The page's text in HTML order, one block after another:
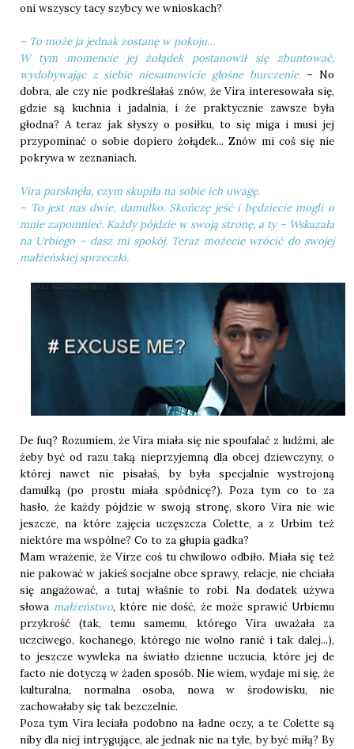
oni wszyscy tacy szybcy we wnioskach?
– To może ja jednak zostanę w pokoju…
W tym momencie jej żołądek postanowił się zbuntować,
wydobywając z siebie niesamowicie głośne burczenie.– No
dobra, ale czy nie podkreślałaś znów, że Vira interesowała się,
gdzie są kuchnia i jadalnia, i że praktycznie zawsze była
głodna? A teraz jak słyszy o posiłku, to się miga i musi jej
przypominać o sobie dopiero żołądek... Znów mi coś się nie
pokrywa w zeznaniach.
Vira parsknęła, czym skupiła na sobie ich uwagę.
– To jest nas dwie, damulko. Skończę jeść i będziecie mogli o
mnie zapomnieć. Każdy pójdzie w swoją stronę, a ty – Wskazała
na Urbiego – dasz mi spokój. Teraz możecie wrócić do swojej
małżeńskiej sprzeczki.
De fuq? Rozumiem, że Vira miała się nie spoufalać z ludźmi, ale
żeby być od razu taką nieprzyjemną dla obcej dziewczyny, o
której nawet nie pisałaś, by była specjalnie wystrojoną
damulką (po prostu miała spódnicę?). Poza tym co to za
hasło, że każdy pójdzie w swoją stronę, skoro Vira nie wie
jeszcze, na które zajęcia uczęszcza Colette, a z Urbim też
niektóre ma wspólne? Co to za głupia gadka?
Mam wrażenie, że Virze coś tu chwilowo odbiło. Miała się też
nie pakować w jakieś socjalne obce sprawy, relacje, nie chciała
się angażować, a tutaj właśnie to robi. Na dodatek używa
słowa małżeństwo, które nie dość, że może sprawić Urbiemu
przykrość (tak, temu samemu, którego Vira uważała za
uczciwego, kochanego, którego nie wolno ranić i tak dalej...),
to jeszcze wywleka na światło dzienne uczucia, które jej de
facto nie dotyczą w żaden sposób. Nie wiem, wydaje mi się, że
kulturalna, normalna osoba, nowa w środowisku, nie
zachowałaby się tak bezczelnie.
Poza tym Vira leciała podobno na ładne oczy, a te Colette są
niby dla niej intrygujące, ale jednak nie na tyle, by być miłą? By